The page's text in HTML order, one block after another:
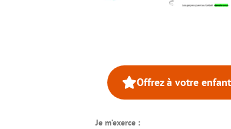
Offrez à votre
Je m’exerce :